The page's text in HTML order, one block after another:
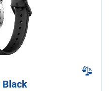
Black